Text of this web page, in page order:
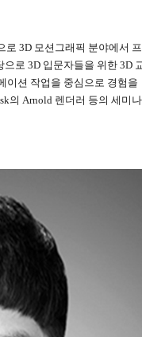
로 3D 모션그래픽 분야에서 프
로 3D 입문자들을 위한 3D
이션 작업을 중심으로 경험을
의 Arnold 렌더러 등의 세미나